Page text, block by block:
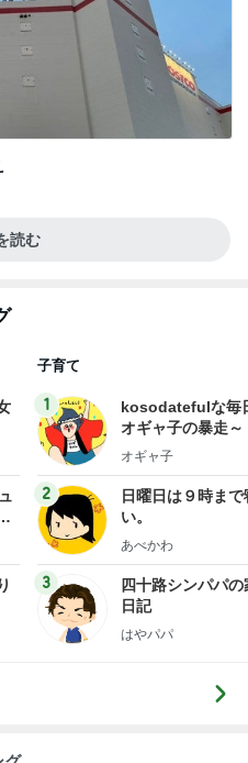
読む
子育て
1
kosodatefulな毎
オギャ子の暴走～
オギャ子
2
日曜日は９時まで
い。
あべかわ
3
四十路シンパパの
日記
はやパパ